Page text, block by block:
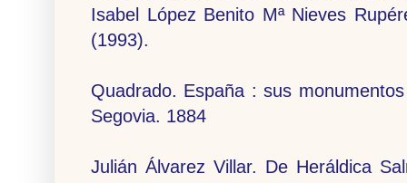
Isabel López Benito Mª Nieves
(1993).
Quadrado. España : sus
Segovia. 1884
Julián Álvarez Villar. De Heráldica